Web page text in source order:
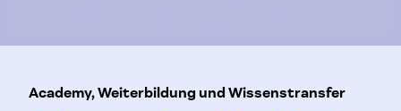
Academy, Weiterbildung und Wissenstransfer